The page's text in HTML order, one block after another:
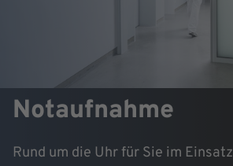
Notaufnahme
Rund um die Uhr für Sie im Einsatz